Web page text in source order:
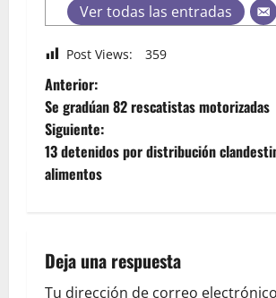
Ver todas las entradas
Post Views: 359
Anterior:
Se gradúan 82 rescatistas motorizadas
Siguiente:
13 detenidos por distribución
alimentos
Deja una respuesta
Tu dirección de correo